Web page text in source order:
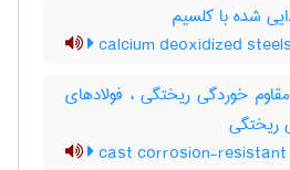
شده با کلسیم
calcium deoxidized steels
خوردگی ریختگی ، فولادهای
ریختگی
cast corrosion-resistant